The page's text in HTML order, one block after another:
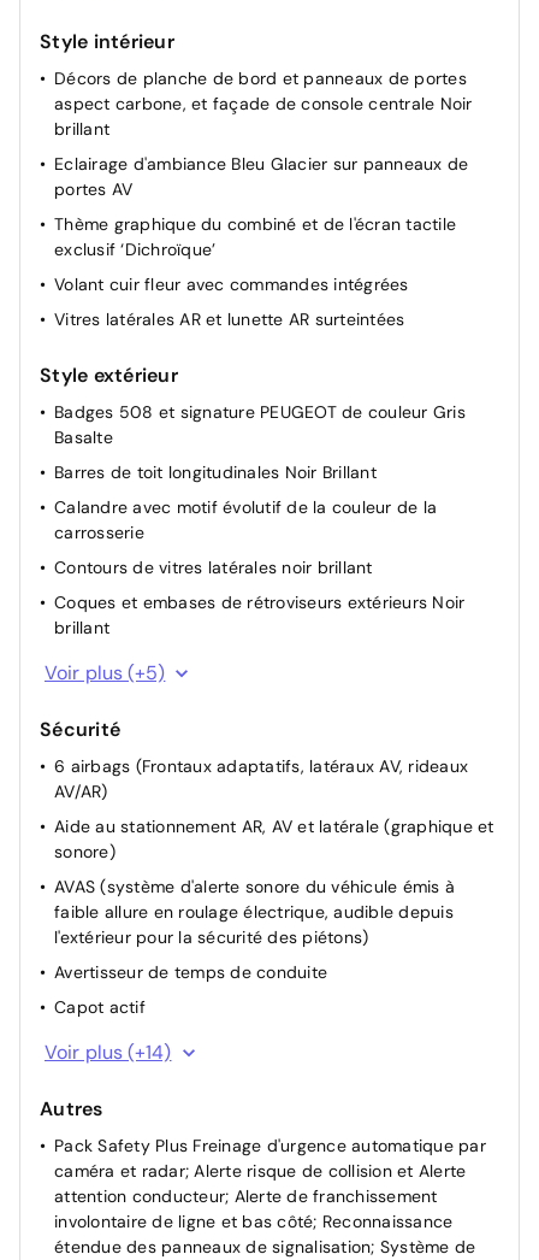
préconditionnement thermique du véhicule
Eclairage intérieur LED : Plafonniers AV et AR avec 2
spots de lecture, Pare soleil avec miroirs de courtoisie
éclairés, rangements, caves à pieds
Pack Visibilité Allumage automatique des feux de
croisement; Essuie vitre AV à déclenchement
automatique; Eclairage d'accompagnement
automatique
Style intérieur
Décors de planche de bord et panneaux de portes
aspect carbone, et façade de console centrale Noir
brillant
Eclairage d'ambiance Bleu Glacier sur panneaux de
portes AV
Thème graphique du combiné et de l'écran tactile
exclusif ‘Dichroïque’
Volant cuir fleur avec commandes intégrées
Vitres latérales AR et lunette AR surteintées
Style extérieur
Badges 508 et signature PEUGEOT de couleur Gris
Basalte
Barres de toit longitudinales Noir Brillant
Calandre avec motif évolutif de la couleur de la
carrosserie
Contours de vitres latérales noir brillant
Coques et embases de rétroviseurs extérieurs Noir
brillant
Feux arrière Full LED avec indicateurs de direction
défilants
Jantes alliage 17" Merion bi-ton diamantees
Lame inférieure de pare chocs AV de la couleur de la
carrosserie
Signature 'PEUGEOT' sur le bandeau de volet de coffre
Badge "HYBRID" sur volet de coffre
Voir plus (+5)
Sécurité
6 airbags (Frontaux adaptatifs, latéraux AV, rideaux
AV/AR)
Aide au stationnement AR, AV et latérale (graphique et
sonore)
AVAS (système d'alerte sonore du véhicule émis à
faible allure en roulage électrique, audible depuis
l'extérieur pour la sécurité des piétons)
Avertisseur de temps de conduite
Capot actif
Détection de sous-gonflage indirecte
Frein de stationnement électrique avec aide au
démarrage en pente et serrage automatique
Projecteurs Peugeot Matrix LED Technology Eclairage
adaptatif avec correction automatique de site, 3
modes (Routes, Autoroutes et Brouillard) et feux
diurnes 3 griffes à LED intégrés aux projecteurs
Voir plus (+14)
Autres
Pack Safety Plus Freinage d'urgence automatique par
caméra et radar; Alerte risque de collision et Alerte
attention conducteur; Alerte de franchissement
involontaire de ligne et bas côté; Reconnaissance
étendue des panneaux de signalisation; Système de